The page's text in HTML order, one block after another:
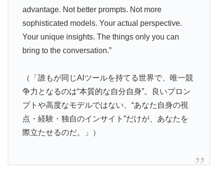
advantage. Not better prompts. Not more
sophisticated models. Your actual perspective.
Your unique insights. The things only you can
bring to the conversation.”
（「誰もが同じAIツールを持てる世界で、唯一競
争力となるのは“本質的な自分自身”。良いプロン
プトや高度なモデルではない、“あなた自身の視
点・経験・独自のインサイト”だけが、あなたを
際立たせるのだ。」）